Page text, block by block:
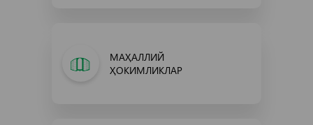
МАҲАЛЛИЙ
ҲОКИМЛИКЛАР